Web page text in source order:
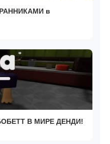
в
В МИРЕ ДЕНДИ!